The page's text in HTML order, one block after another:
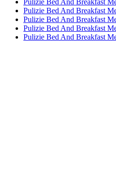
Pulizie Bed And Breakfast
Pulizie Bed And Breakfast
Pulizie Bed And Breakfast
Pulizie Bed And Breakfast
Pulizie Bed And Breakfast